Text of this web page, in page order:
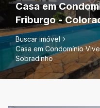
Casa em
Friburgo -
Buscar imóvel
Casa em Condomínio
Sobradinho